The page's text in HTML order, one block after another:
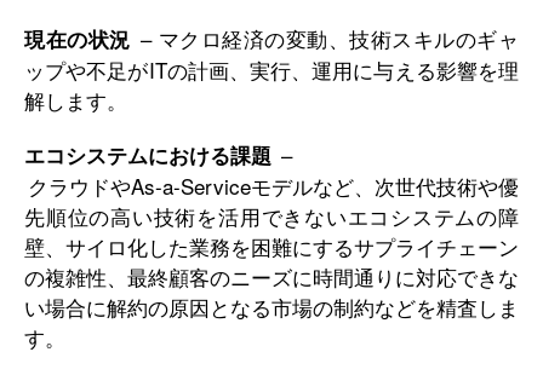
現在の状況 – マクロ経済の変動、技術スキルのギャ
ップや不足がITの計画、実行、運用に与える影響を理
解します。
エコシステムにおける課題 –
クラウドやAs-a-Serviceモデルなど、次世代技術や優
先順位の高い技術を活用できないエコシステムの障
壁、サイロ化した業務を困難にするサプライチェーン
の複雑性、最終顧客のニーズに時間通りに対応できな
い場合に解約の原因となる市場の制約などを精査しま
す。